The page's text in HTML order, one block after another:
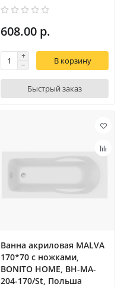
608.00 р.
В корзину
Быстрый заказ
Ванна акриловая MALVA
170*70 с ножками,
BONITO HOME, BH-MA-
204-170/St, Польша